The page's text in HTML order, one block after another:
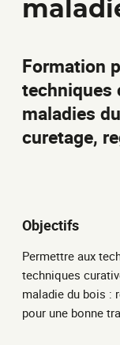
Formation
techniques
maladies
curetage,
Objectifs
Permettre aux
techniques
maladie du bois :
pour une bonne